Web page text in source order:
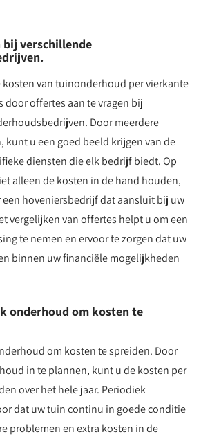
bij verschillende
kosten van tuinonderhoud per vierkante
door offertes aan te vragen bij
Door meerdere
kunt u een goed beeld krijgen van de
diensten die elk bedrijf biedt. Op
alleen de kosten in de hand houden,
een hoveniersbedrijf dat aansluit bij uw
vergelijken van offertes helpt u om een
te nemen en ervoor te zorgen dat uw
binnen uw financiële mogelijkheden
onderhoud om kosten te
om kosten te spreiden. Door
in te plannen, kunt u de kosten per
over het hele jaar. Periodiek
dat uw tuin continu in goede conditie
problemen en extra kosten in de